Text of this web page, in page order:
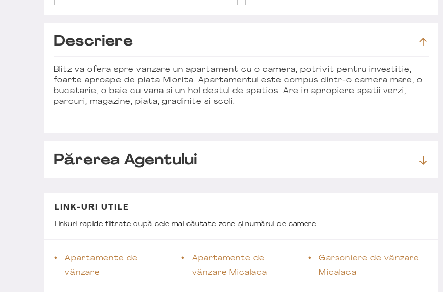
Descriere
Blitz va ofera spre vanzare un apartament cu o camera, potrivit pentru investitie,
foarte aproape de piata Miorita. Apartamentul este compus dintr-o camera mare, o
bucatarie, o baie cu vana si un hol destul de spatios. Are in apropiere spatii verzi,
parcuri, magazine, piata, gradinite si scoli.
Părerea Agentului
LINK-URI UTILE
Linkuri rapide filtrate după cele mai căutate zone și numărul de camere
Apartamente de
vânzare
Apartamente de
vânzare Micalaca
Garsoniere de vânzare
Micalaca